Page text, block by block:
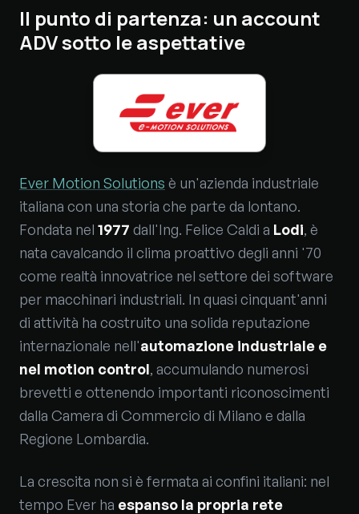
Il punto di partenza: un account
ADV sotto le aspettative
Ever Motion Solutions è un'azienda industriale
italiana con una storia che parte da lontano.
Fondata nel 1977 dall'Ing. Felice Caldi a Lodi, è
nata cavalcando il clima proattivo degli anni '70
come realtà innovatrice nel settore dei software
per macchinari industriali. In quasi cinquant'anni
di attività ha costruito una solida reputazione
internazionale nell'automazione industriale e
nel motion control, accumulando numerosi
brevetti e ottenendo importanti riconoscimenti
dalla Camera di Commercio di Milano e dalla
Regione Lombardia.
La crescita non si è fermata ai confini italiani: nel
tempo Ever ha espanso la propria rete